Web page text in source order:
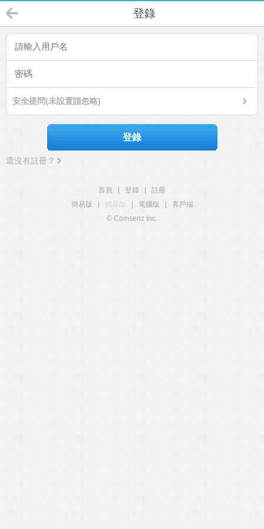
登錄
安全提問(未設置請忽略)
登錄
還沒有註冊？
首頁 登錄
註冊
簡易版
觸屏版 電腦版
客戶端
© Comsenz Inc.